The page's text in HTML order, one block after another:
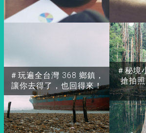
＃玩遍全台灣 368 鄉鎮，
讓你去得了，也回得來！
＃秘境
搶拍